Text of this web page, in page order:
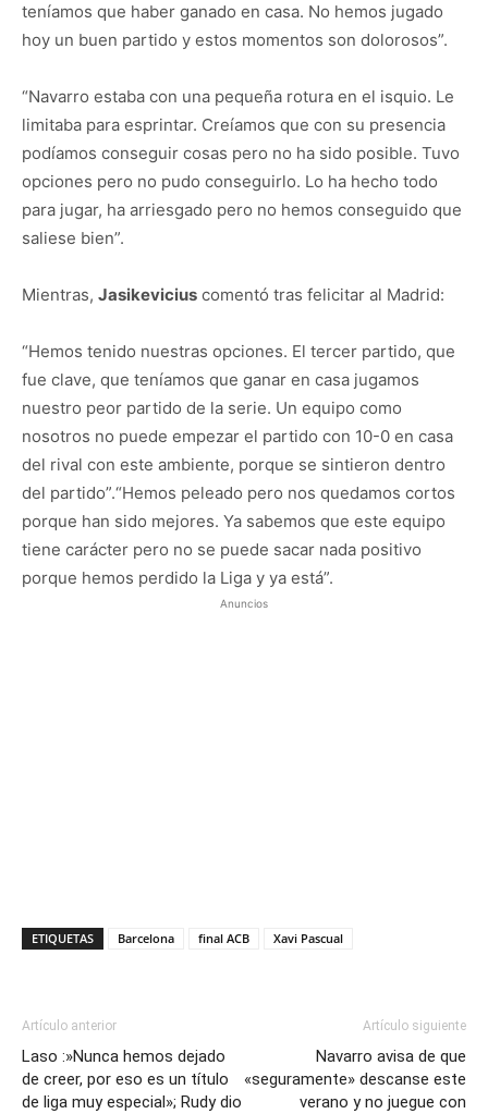
teníamos que haber ganado en casa. No hemos jugado
hoy un buen partido y estos momentos son dolorosos”.
“Navarro estaba con una pequeña rotura en el isquio. Le
limitaba para esprintar. Creíamos que con su presencia
podíamos conseguir cosas pero no ha sido posible. Tuvo
opciones pero no pudo conseguirlo. Lo ha hecho todo
para jugar, ha arriesgado pero no hemos conseguido que
saliese bien”.
Mientras, Jasikevicius comentó tras felicitar al Madrid:
“Hemos tenido nuestras opciones. El tercer partido, que
fue clave, que teníamos que ganar en casa jugamos
nuestro peor partido de la serie. Un equipo como
nosotros no puede empezar el partido con 10-0 en casa
del rival con este ambiente, porque se sintieron dentro
del partido”.“Hemos peleado pero nos quedamos cortos
porque han sido mejores. Ya sabemos que este equipo
tiene carácter pero no se puede sacar nada positivo
porque hemos perdido la Liga y ya está”.
Anuncios
ETIQUETAS Barcelona final ACB Xavi Pascual
Artículo anterior
Laso :»Nunca hemos dejado
de creer, por eso es un título
de liga muy especial»; Rudy dio
Artículo siguiente
Navarro avisa de que
«seguramente» descanse este
verano y no juegue con